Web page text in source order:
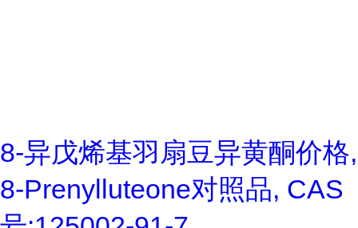
8-异戊烯基羽扇豆异黄酮价格,
8-Prenylluteone对照品, CAS